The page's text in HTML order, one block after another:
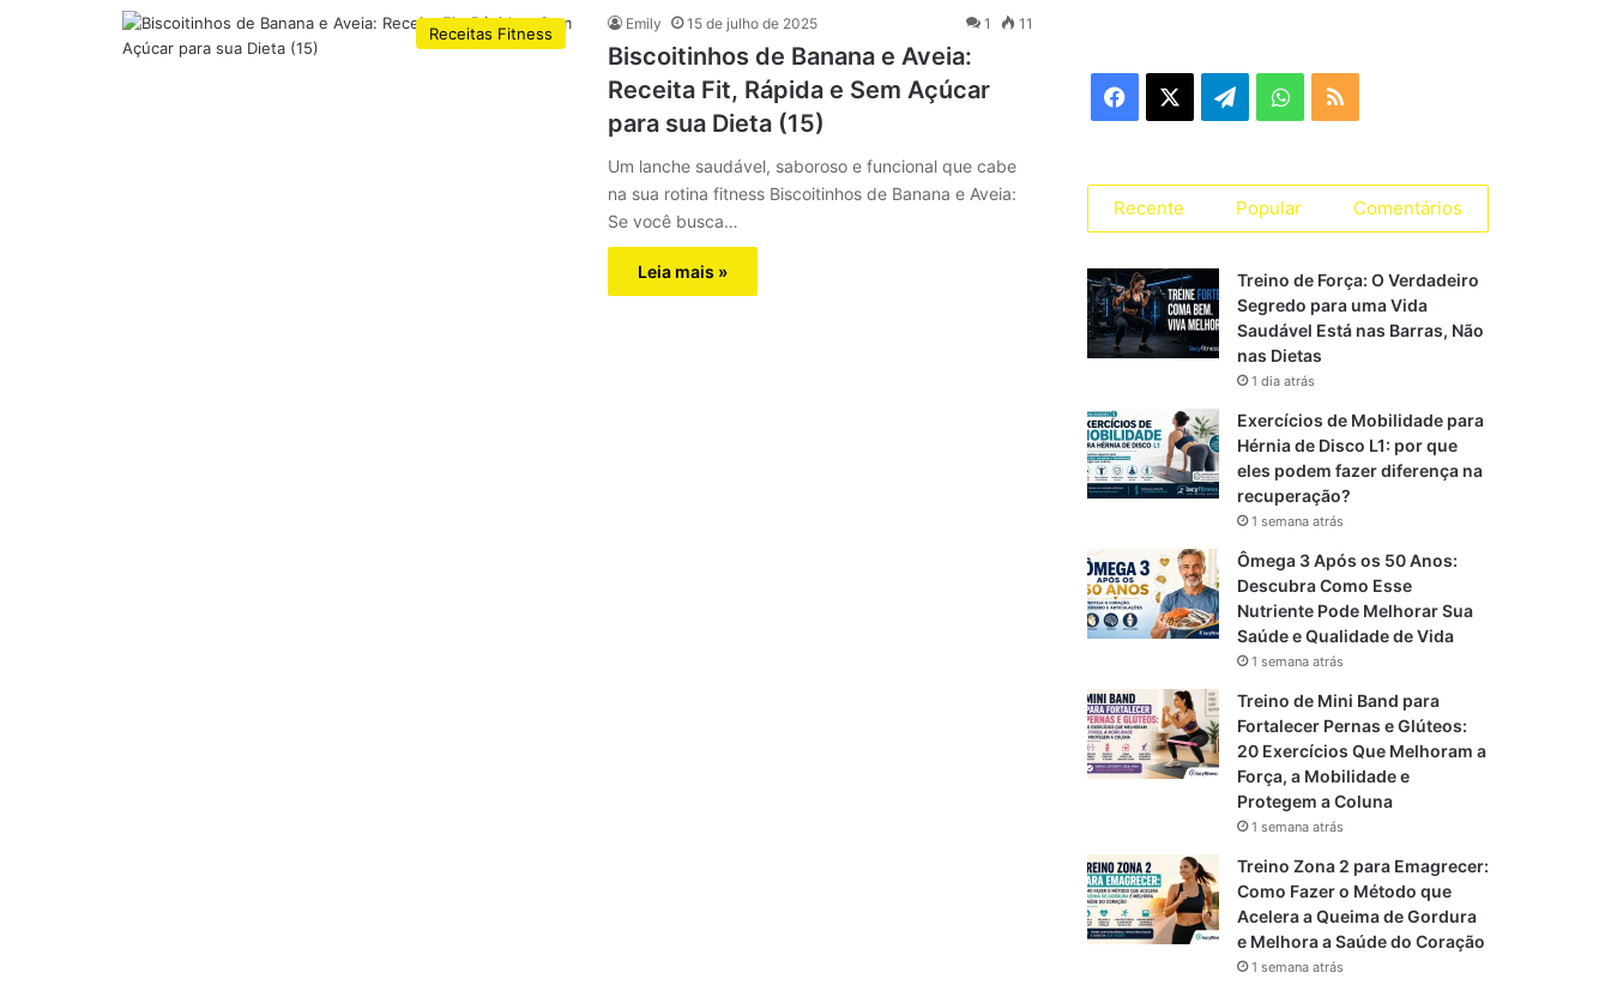
Receitas Fitness
Emily 15 de julho de 2025 1 11
Biscoitinhos de Banana e Aveia:
Receita Fit, Rápida e Sem Açúcar
para sua Dieta (15)
Um lanche saudável, saboroso e funcional que cabe
na sua rotina fitness Biscoitinhos de Banana e Aveia:
Se você busca…
Leia mais »
r
a
c
e
b
o
k
l
e
g
r
a
m
W
a
t
s
A
p
p
S
Recente Popular Comentários
Treino de Força: O Verdadeiro
Segredo para uma Vida
Saudável Está nas Barras, Não
nas Dietas
1 dia atrás
Exercícios de Mobilidade para
Hérnia de Disco L1: por que
eles podem fazer diferença na
recuperação?
1 semana atrás
Ômega 3 Após os 50 Anos:
Descubra Como Esse
Nutriente Pode Melhorar Sua
Saúde e Qualidade de Vida
1 semana atrás
Treino de Mini Band para
Fortalecer Pernas e Glúteos:
20 Exercícios Que Melhoram a
Força, a Mobilidade e
Protegem a Coluna
1 semana atrás
Treino Zona 2 para Emagrecer:
Como Fazer o Método que
Acelera a Queima de Gordura
e Melhora a Saúde do Coração
1 semana atrás